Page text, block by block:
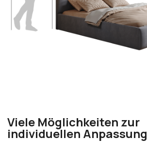
Viele Möglichkeiten zur
individuellen Anpassung